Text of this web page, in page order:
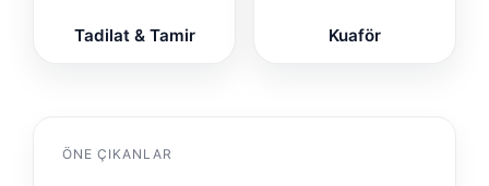
Tadilat & Tamir Kuaför
ÖNE ÇIKANLAR